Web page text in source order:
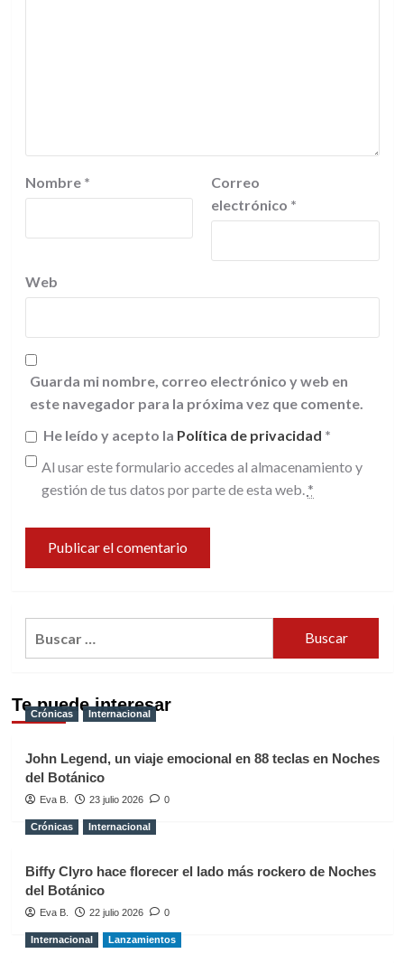
Nombre *
Correo
electrónico *
Web
Guarda mi nombre, correo electrónico y web en
este navegador para la próxima vez que comente.
He leído y acepto la Política de privacidad *
Al usar este formulario accedes al almacenamiento y
gestión de tus datos por parte de esta web. *
Te puede interesar
Crónicas Internacional
John Legend, un viaje emocional en 88 teclas en Noches
del Botánico
Eva B. 23 julio 2026 0
Crónicas Internacional
Biffy Clyro hace florecer el lado más rockero de Noches
del Botánico
Eva B. 22 julio 2026 0
Internacional Lanzamientos